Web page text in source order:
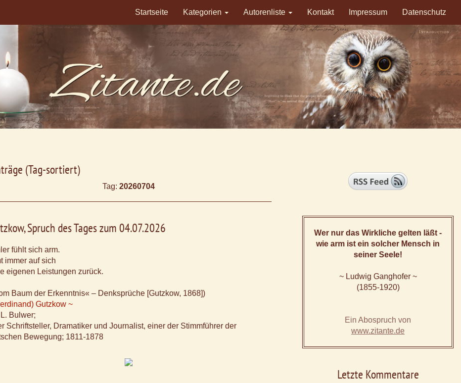
Startseite Kategorien Autorenliste Kontakt Impressum Datenschutz
(Tag-sortiert)
Tag: 20260704
Spruch des Tages zum 04.07.2026
fühlt sich arm.
immer auf sich
eigenen Leistungen zurück.
Baum der Erkenntnis« – Denksprüche [Gutzkow, 1868])
Gutzkow ~
Bulwer;
Schriftsteller, Dramatiker und Journalist, einer der Stimmführer der
Bewegung; 1811-1878
Wer nur das Wirkliche gelten läßt -
wie arm ist ein solcher Mensch in
seiner Seele!
~ Ludwig Ganghofer ~
(1855-1920)
Ein Abospruch von
www.zitante.de
Letzte Kommentare